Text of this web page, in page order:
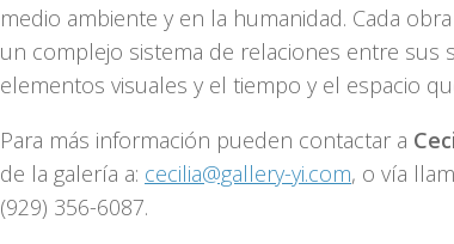
medio ambiente y en la humanidad. Cada
un complejo sistema de relaciones entre sus
elementos visuales y el tiempo y el espacio
Para más información pueden contactar a
de la galería a: cecilia@gallery-yi.com, o vía
(929) 356-6087.